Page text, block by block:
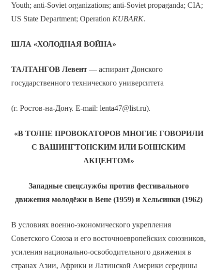
Youth; anti-Soviet organizations; anti-Soviet propaganda; CIA;
US State Department; Operation KUBARK.
ШЛА «ХОЛОДНАЯ ВОЙНА»
ТАЛТАНГОВ Левент— аспирант Донского
государственного технического университета
(г. Ростов-на-Дону. E-mail: lenta47@list.ru).
«В ТОЛПЕ ПРОВОКАТОРОВ МНОГИЕ ГОВОРИЛИ
С ВАШИНГТОНСКИМ ИЛИ БОННСКИМ
АКЦЕНТОМ»
Западные спецслужбы против фестивального
движения молодёжи в Вене (1959) и Хельсинки (1962)
В условиях военно-экономического укрепления
Советского Союза и его восточноевропейских союзников,
усиления национально-освободительного движения в
странах Азии, Африки и Латинской Америки середины